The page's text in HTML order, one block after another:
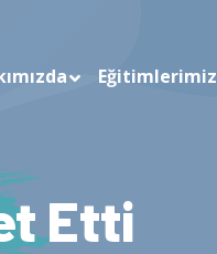
Eğitimlerimiz
Etti